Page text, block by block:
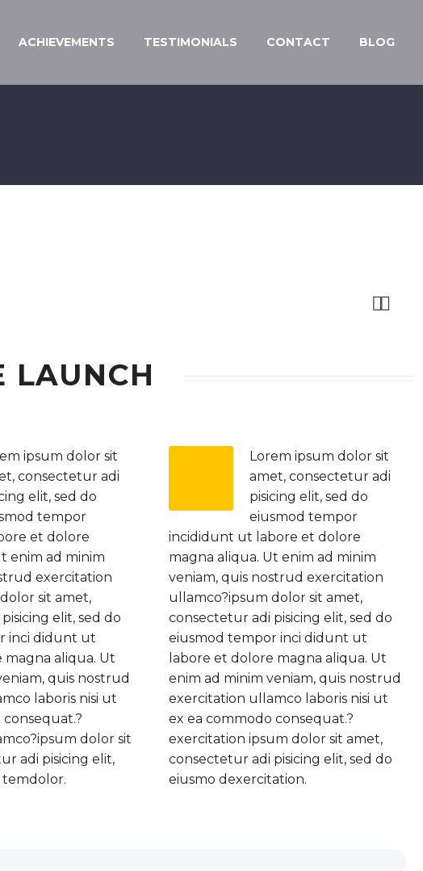
ACHIEVEMENTS TESTIMONIALS CONTACT BLOG

LAUNCH
ipsum dolor sit
consectetur adi
elit, sed do
tempor
et dolore
enim ad minim
exercitation
sit amet,
elit, sed do
inci didunt ut
magna aliqua. Ut
quis nostrud
laboris nisi ut
dolor sit
adi pisicing elit,
temdolor.
Lorem ipsum dolor sit
amet, consectetur adi
pisicing elit, sed do
eiusmod tempor
incididunt ut labore et dolore
magna aliqua. Ut enim ad minim
veniam, quis nostrud exercitation
ullamco?ipsum dolor sit amet,
consectetur adi pisicing elit, sed do
eiusmod tempor inci didunt ut
labore et dolore magna aliqua. Ut
enim ad minim veniam, quis nostrud
exercitation ullamco laboris nisi ut
ex ea commodo consequat.?
exercitation ipsum dolor sit amet,
consectetur adi pisicing elit, sed do
eiusmo dexercitation.